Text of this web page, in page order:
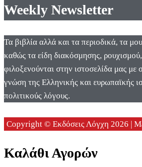
Weekly Newsletter
Τα βιβλία αλλά και τα περιοδικά, τα
καθώς τα είδη διακόσμησης,
φιλοξενούνται στην ιστοσελίδα μας
γνώση της Ελληνικής και ευρωπαϊκής
πολιτικούς λόγους.
Copyright © Εκδόσεις Λόγχη 2026 |
Καλάθι Αγορών